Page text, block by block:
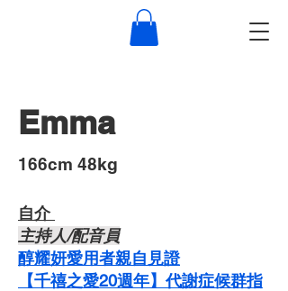
Emma
​166cm 48kg
自介 ​
主持人/配音員
醇耀妍愛用者親自見證
【千禧之愛20週年】代謝症候群指